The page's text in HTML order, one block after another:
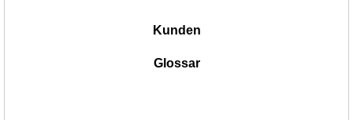
Kunden
Glossar